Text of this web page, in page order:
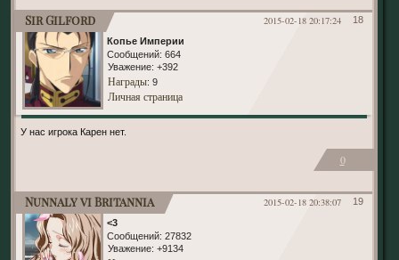
18
2015-02-18 20:17:24
Sir Gilford
Копье Империи
Сообщений: 664
Уважение: +392
Награды: 9
Личная страница
У нас игрока Карен нет.
0
19
2015-02-18 20:38:07
Nunnaly vi Britannia
<3
Сообщений: 27832
Уважение: +9134